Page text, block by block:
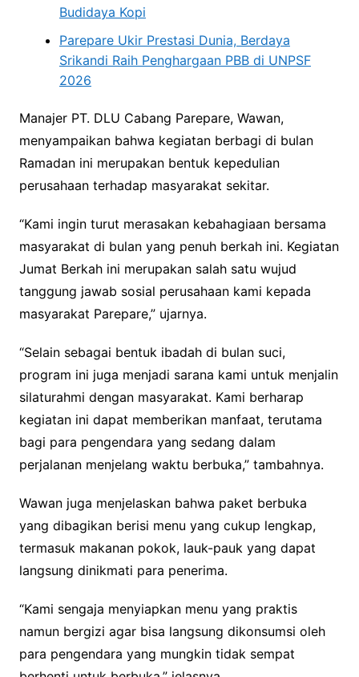
Budidaya Kopi
Parepare Ukir Prestasi Dunia, Berdaya
Srikandi Raih Penghargaan PBB di UNPSF
2026
Manajer PT. DLU Cabang Parepare, Wawan,
menyampaikan bahwa kegiatan berbagi di bulan
Ramadan ini merupakan bentuk kepedulian
perusahaan terhadap masyarakat sekitar.
“Kami ingin turut merasakan kebahagiaan bersama
masyarakat di bulan yang penuh berkah ini. Kegiatan
Jumat Berkah ini merupakan salah satu wujud
tanggung jawab sosial perusahaan kami kepada
masyarakat Parepare,” ujarnya.
“Selain sebagai bentuk ibadah di bulan suci,
program ini juga menjadi sarana kami untuk menjalin
silaturahmi dengan masyarakat. Kami berharap
kegiatan ini dapat memberikan manfaat, terutama
bagi para pengendara yang sedang dalam
perjalanan menjelang waktu berbuka,” tambahnya.
Wawan juga menjelaskan bahwa paket berbuka
yang dibagikan berisi menu yang cukup lengkap,
termasuk makanan pokok, lauk-pauk yang dapat
langsung dinikmati para penerima.
“Kami sengaja menyiapkan menu yang praktis
namun bergizi agar bisa langsung dikonsumsi oleh
para pengendara yang mungkin tidak sempat